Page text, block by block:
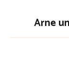
Arne